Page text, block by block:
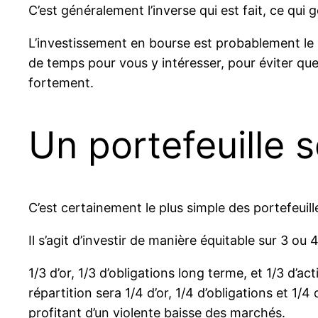
C’est généralement l’inverse qui est fait, ce
L’investissement en bourse est probablement
de temps pour vous y intéresser, pour éviter
fortement.
Un portefeuille
C’est certainement le plus simple des
Il s’agit d’investir de manière équitable sur 3 ou
1/3 d’or, 1/3 d’obligations long terme, et 1/3
répartition sera 1/4 d’or, 1/4 d’obligations et 1/
profitant d’un violente baisse des marchés.